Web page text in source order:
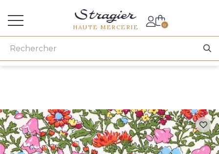
HAUTE MERCERIE 0